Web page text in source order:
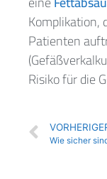
Komplikation,
Patienten
Risiko für die